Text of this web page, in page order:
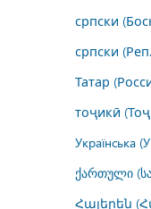
српски
српски
Татар
тоҷикӣ
Українська
ქართული
Հայերեն